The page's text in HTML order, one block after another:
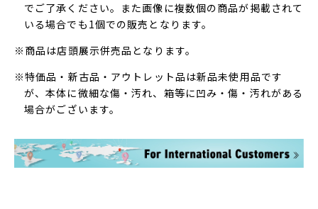
でご了承ください。また画像に複数個の商品が掲載されて
いる場合でも1個での販売となります。
※商品は店頭展示併売品となります。
※特価品・新古品・アウトレット品は新品未使用品です
が、本体に微細な傷・汚れ、箱等に凹み・傷・汚れがある
場合がございます。